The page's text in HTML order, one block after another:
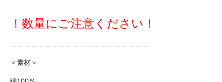
！数量にご注意ください！
＜素材＞